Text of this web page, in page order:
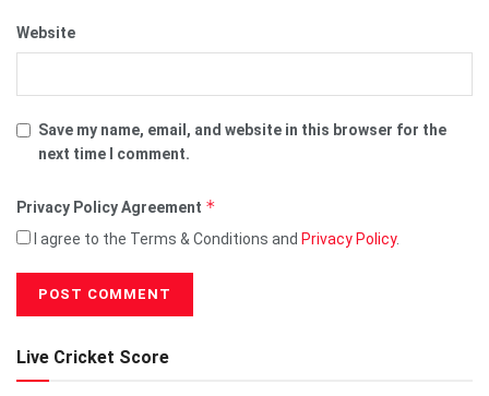
Website
Save my name, email, and website in this browser for the
next time I comment.
Privacy Policy Agreement *
I agree to the Terms & Conditions and Privacy Policy.
Live Cricket Score